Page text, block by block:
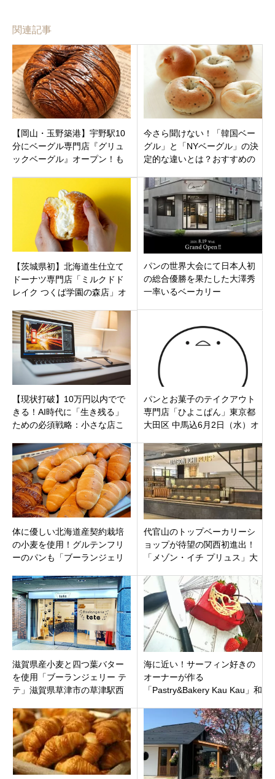
関連記事
【岡山・玉野築港】宇野駅10
分にベーグル専門店『グリュ
ックベーグル』オープン！も
今さら聞けない！「韓国ベー
グル」と「NYベーグル」の決
定的な違いとは？おすすめの
も
【茨城県初】北海道生仕立て
ドーナツ専門店「ミルクドド
レイク つくば学園の森店」オ
クたっぷり。
パンの世界大会にて日本人初
の総合優勝を果たした大澤秀
一率いるベーカリー
【現状打破】10万円以内でで
きる！AI時代に「生き残る」
ための必須戦略：小さな店こ
つべき理由
パンとお菓子のテイクアウト
専門店「ひよこぱん」東京都
大田区 中馬込6月2日（水）オ
体に優しい北海道産契約栽培
の小麦を使用！グルテンフリ
ーのパンも「ブーランジェリ
プン
代官山のトップベーカリーシ
ョップが待望の関西初進出！
「メゾン・イチ プリュス」大
ス3階に
滋賀県産小麦と四つ葉バター
を使用「ブーランジェリー テ
テ」滋賀県草津市の草津駅西
す。
海に近い！サーフィン好きの
オーナーが作る
「Pastry&Bakery Kau Kau」和
に2021年2月5日（金）オープ
ン